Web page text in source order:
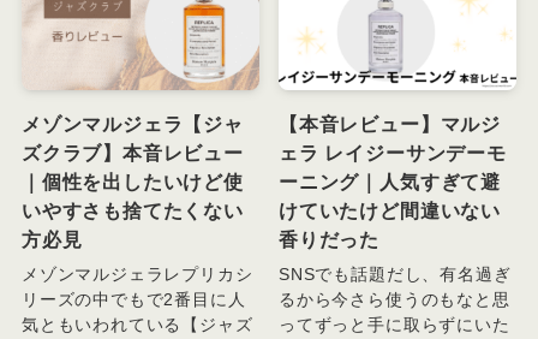
メゾンマルジェラ【ジャ
ズクラブ】本音レビュー
｜個性を出したいけど使
いやすさも捨てたくない
方必見
メゾンマルジェラレプリカシ
リーズの中でもで2番目に人
気ともいわれている【ジャズ
【本音レビュー】マルジ
ェラ レイジーサンデーモ
ーニング｜人気すぎて避
けていたけど間違いない
香りだった
SNSでも話題だし、有名過ぎ
るから今さら使うのもなと思
ってずっと手に取らずにいた